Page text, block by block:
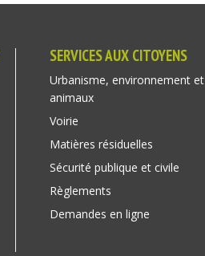
SERVICES AUX CITOYENS
Urbanisme, environnement et
animaux
Voirie
Matières résiduelles
Sécurité publique et civile
Règlements
Demandes en ligne